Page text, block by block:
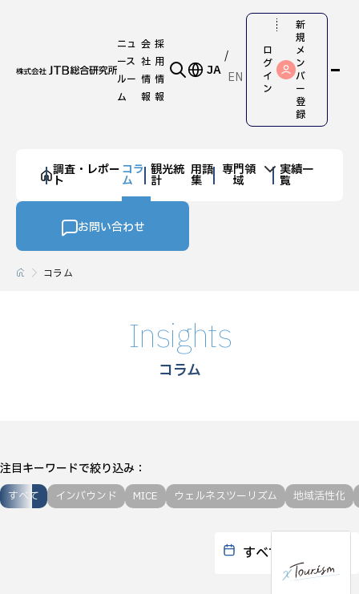
ニュ
ース
ルー
ム
会
社
情
報
採
用
情
報
JA EN
ロ
グ
イ
ン
新
規
メ
ン
バ
ー
登
録
調査・レポー
ト
コラ
ム
観光統
計
用語
集
専門領
域
実績一
覧
お問い合わせ
コラム
Insights
コラム
注目キーワードで絞り込み
すべて インバウンド MICE ウェルネスツーリズム 地域活性化